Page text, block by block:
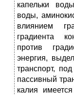
капельки
воды,
влиянием
градиента
против
энергия,
транспорт,
пассивный
калия